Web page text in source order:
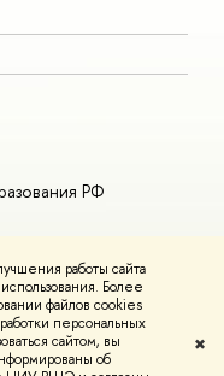
работы сайта
Более
файлов cookies
персональных
сайтом, вы
об
✖
РФ
Условия